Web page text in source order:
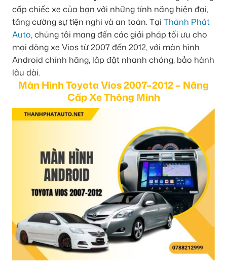
cấp chiếc xe của bạn với những tính năng hiện đại,
tăng cường sự tiện nghi và an toàn. Tại Thành Phát
Auto, chúng tôi mang đến các giải pháp tối ưu cho
mọi dòng xe Vios từ 2007 đến 2012, với màn hình
Android chính hãng, lắp đặt nhanh chóng, bảo hành
lâu dài.
Màn Hình Toyota Vios 2007–2012 – Nâng
Cấp Xe Thông Minh